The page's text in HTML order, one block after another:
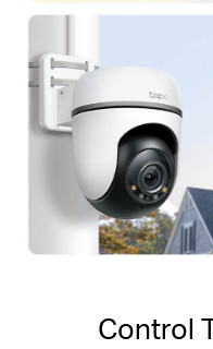
Control